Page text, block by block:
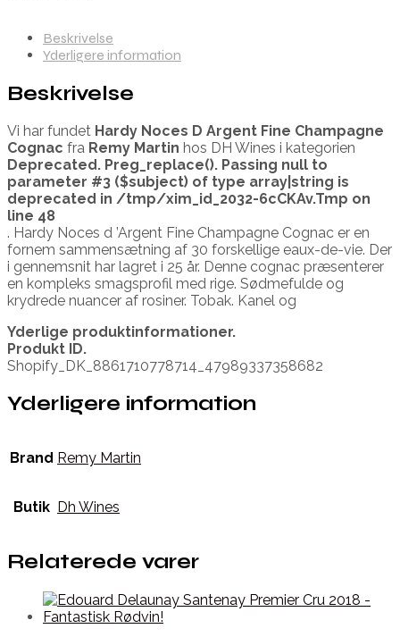
Beskrivelse
Yderligere information
Beskrivelse
Vi har fundet Hardy Noces D Argent Fine Champagne
Cognac fra Remy Martin hos DH Wines i kategorien
Deprecated. Preg_replace(). Passing null to
parameter #3 ($subject) of type array|string is
deprecated in /tmp/xim_id_2032-6cCKAv.Tmp on
line 48
. Hardy Noces d ’Argent Fine Champagne Cognac er en
fornem sammensætning af 30 forskellige eaux-de-vie. Der
i gennemsnit har lagret i 25 år. Denne cognac præsenterer
en kompleks smagsprofil med rige. Sødmefulde og
krydrede nuancer af rosiner. Tobak. Kanel og
Yderlige produktinformationer.
Produkt ID.
Shopify_DK_8861710778714_47989337358682
Yderligere information
Brand Remy Martin
Butik Dh Wines
Relaterede varer